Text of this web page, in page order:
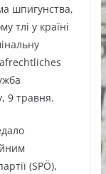
шпигунства,
тлі у країні
9 травня.
(SPÖ),